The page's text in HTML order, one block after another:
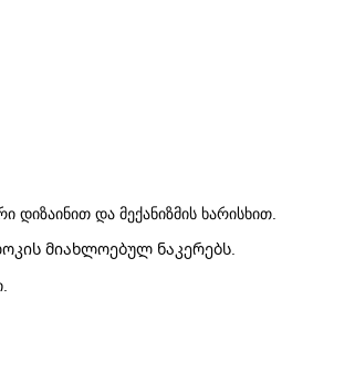
და მექანიზმის ხარისხით.
მიახლოებულ ნაკერებს.